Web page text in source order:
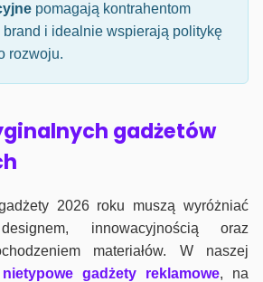
pomagają kontrahentom
brand i idealnie wspierają politykę
rozwoju.
gadżetów
2026 roku muszą wyróżniać
innowacyjnością oraz
materiałów. W naszej
nietypowe gadżety reklamowe, na